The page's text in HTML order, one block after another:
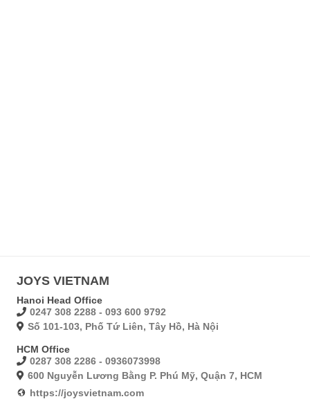
JOYS VIETNAM
Hanoi Head Office
0247 308 2288 - 093 600 9792
Số 101-103, Phố Tứ Liên, Tây Hồ, Hà Nội
HCM Office
0287 308 2286 - 0936073998
600 Nguyễn Lương Bằng P. Phú Mỹ, Quận 7, HCM
https://joysvietnam.com